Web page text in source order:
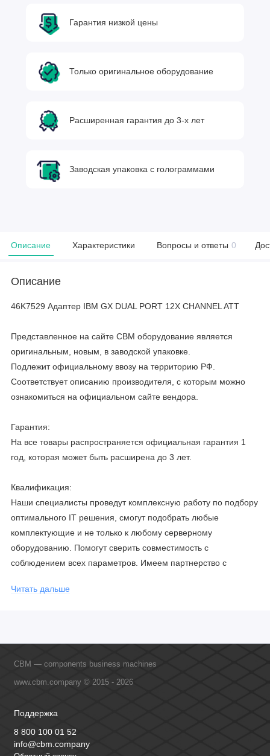
Гарантия низкой цены
Только оригинальное оборудование
Расширенная гарантия до 3-х лет
Заводская упаковка с голограммами
Описание Характеристики Вопросы и ответы 0
Описание
46K7529 Адаптер IBM GX DUAL PORT 12X CHANNEL ATT
Представленное на сайте CBM оборудование является
оригинальным, новым, в заводской упаковке.
Подлежит официальному ввозу на территорию РФ.
Соответствует описанию производителя, с которым можно
ознакомиться на официальном сайте вендора.
Гарантия:
На все товары распространяется официальная гарантия 1
год, которая может быть расширена до 3 лет.
Квалификация:
Наши специалисты проведут комплексную работу по подбору
оптимального IT решения, смогут подобрать любые
комплектующие и не только к любому серверному
оборудованию. Помогут сверить совместимость с
соблюдением всех параметров. Имеем партнерство с
обучение сотрудников, что позволяет исключить ошибки даже
Читать дальше
CBM — components business machines
www.cbm.company © 2015 - 2026
Поддержка
8 800 100 01 52
info@cbm.company